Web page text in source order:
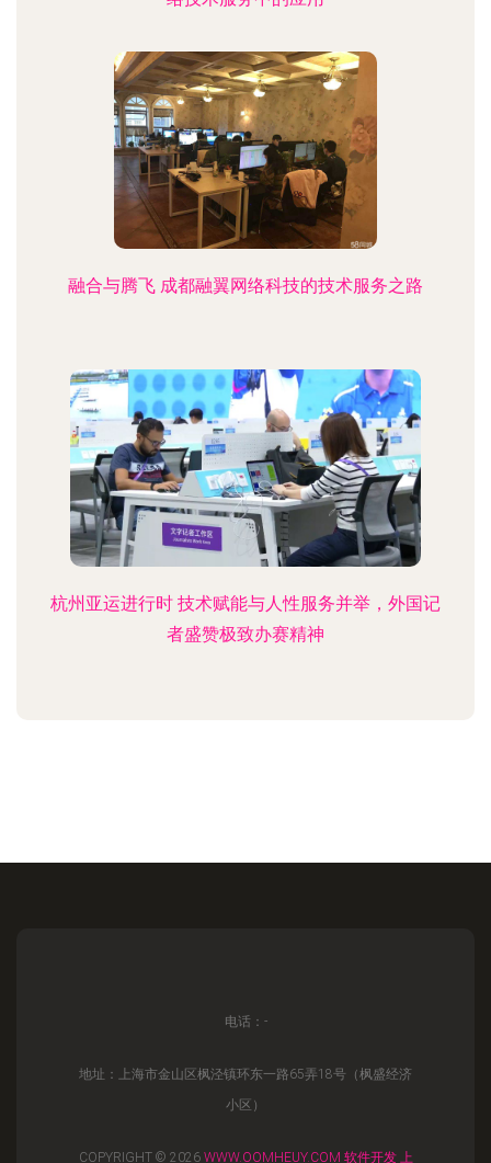
融合与腾飞 成都融翼网络科技的技术服务之路
杭州亚运进行时 技术赋能与人性服务并举，外国记
者盛赞极致办赛精神
电话：-
地址：上海市金山区枫泾镇环东一路65弄18号（枫盛经济
小区）
COPYRIGHT © 2026 WWW.OOMHEUY.COM 软件开发 上